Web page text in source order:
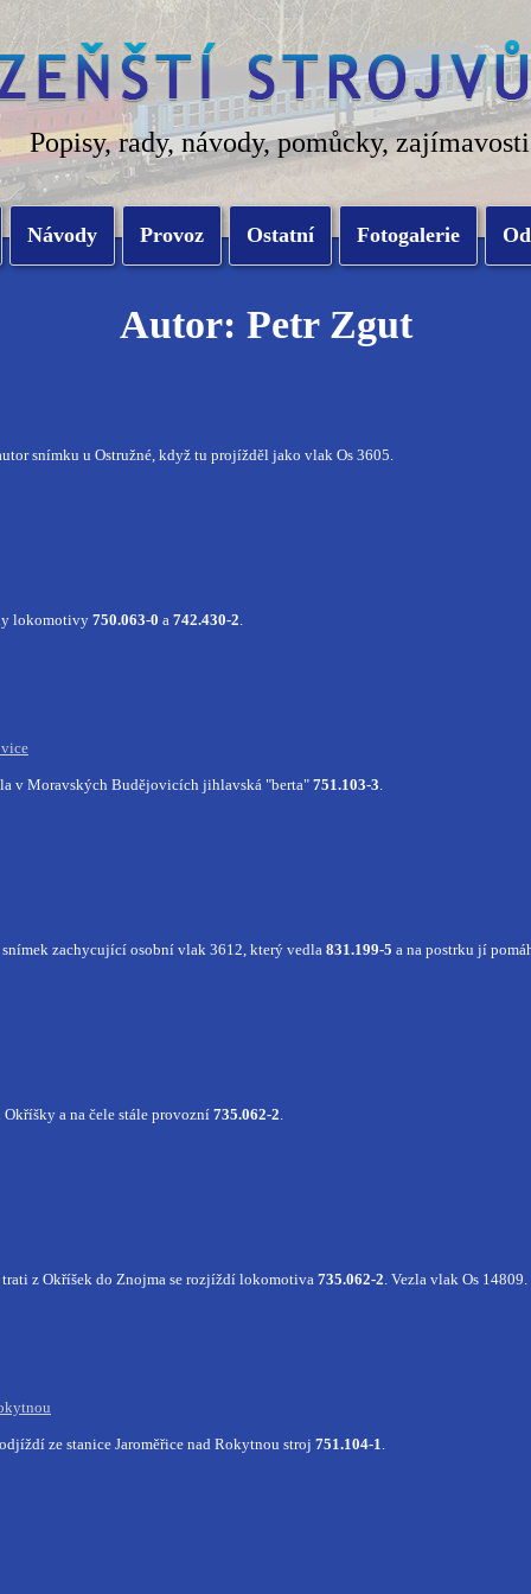
Popisy, rady, návody, pomůcky, zajímavosti
Návody Provoz Ostatní Fotogalerie
Autor: Petr Zgut
snímku u Ostružné, když tu projížděl jako vlak Os 3605.
lokomotivy 750.063-0 a 742.430-2.
v Moravských Budějovicích jihlavská "berta" 751.103-3.
zachycující osobní vlak 3612, který vedla 831.199-5 a na postrku jí
a na čele stále provozní 735.062-2.
trati z Okříšek do Znojma se rozjíždí lokomotiva 735.062-2. Vezla vlak Os 14809.
ze stanice Jaroměřice nad Rokytnou stroj 751.104-1.